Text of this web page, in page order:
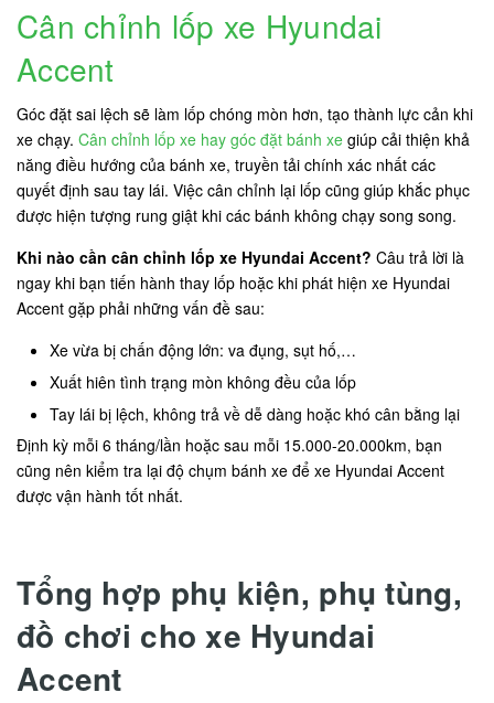
Cân chỉnh lốp xe Hyundai
Accent
Góc đặt sai lệch sẽ làm lốp chóng mòn hơn, tạo thành lực cản khi
xe chạy. Cân chỉnh lốp xe hay góc đặt bánh xe giúp cải thiện khả
năng điều hướng của bánh xe, truyền tải chính xác nhất các
quyết định sau tay lái. Việc cân chỉnh lại lốp cũng giúp khắc phục
được hiện tượng rung giật khi các bánh không chạy song song.
Khi nào cần cân chỉnh lốp xe Hyundai Accent? Câu trả lời là
ngay khi bạn tiến hành thay lốp hoặc khi phát hiện xe Hyundai
Accent gặp phải những vấn đề sau:
Xe vừa bị chấn động lớn: va đụng, sụt hố,…
Xuất hiên tình trạng mòn không đều của lốp
Tay lái bị lệch, không trả về dễ dàng hoặc khó cân bằng lại
Định kỳ mỗi 6 tháng/lần hoặc sau mỗi 15.000-20.000km, bạn
cũng nên kiểm tra lại độ chụm bánh xe để xe Hyundai Accent
được vận hành tốt nhất.
Tổng hợp phụ kiện, phụ tùng,
đồ chơi cho xe Hyundai
Accent